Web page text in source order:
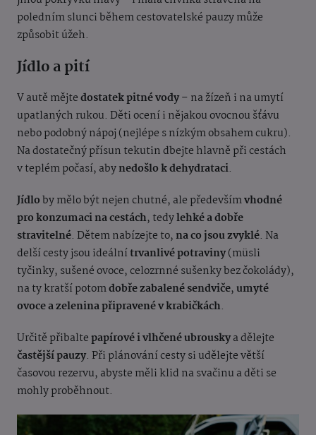
poledním slunci během cestovatelské pauzy může
způsobit úžeh.
Jídlo a pití
V autě mějtedostatek pitné vody– na žízeň i na umytí
upatlaných rukou. Děti ocení i nějakou ovocnou šťávu
nebo podobný nápoj (nejlépe s nízkým obsahem cukru).
Na dostatečný přísun tekutin dbejte hlavně při cestách
v teplém počasí, abynedošlo k dehydrataci.
Jídloby mělo být nejen chutné, ale předevšímvhodné
pro konzumaci na cestách, tedylehké a dobře
stravitelné. Dětem nabízejte to, na co jsou zvyklé. Na
delší cesty jsou ideálnítrvanlivé potraviny(müsli
tyčinky, sušené ovoce, celozrnné sušenky bez čokolády),
na ty kratší potomdobře zabalené sendviče, umyté
ovoce a zelenina připravené v krabičkách.
Určitě přibalte papírové i vlhčené ubrouskya dělejte
častější pauzy. Při plánování cesty si udělejte větší
časovou rezervu, abyste měli klid na svačinu a děti se
mohly proběhnout.